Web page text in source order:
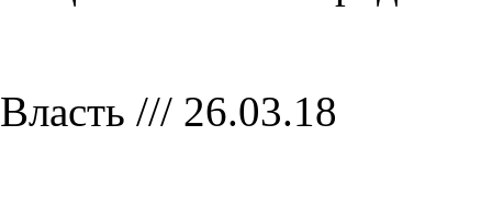
Власть /// 26.03.18